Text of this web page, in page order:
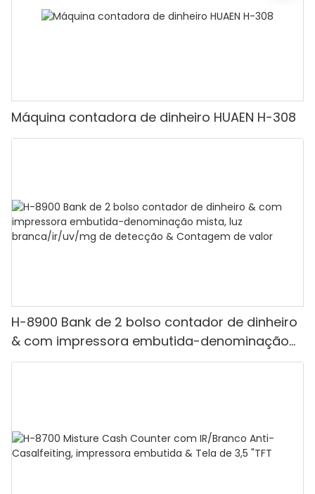
Máquina contadora de dinheiro HUAEN H-308
H-8900 Bank de 2 bolso contador de dinheiro
& com impressora embutida-denominação
mista, luz branca/ir/uv/mg de detecção &